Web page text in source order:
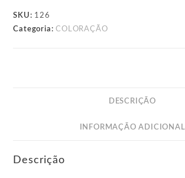
SKU: 126
Categoria:COLORAÇÃO
DESCRIÇÃO
INFORMAÇÃO ADICIONAL
Descrição